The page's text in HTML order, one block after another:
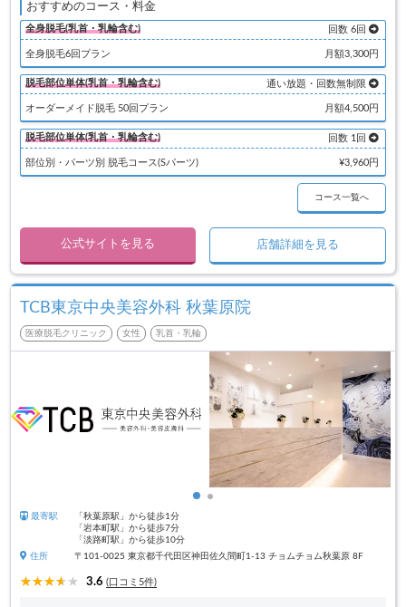
おすすめのコース・料金
全身脱毛(乳首・乳輪含む) 回数 6回
全身脱毛6回プラン 月額3,300円
脱毛部位単体(乳首・乳輪含む) 通い放題・回数無制限
オーダーメイド脱毛 50回プラン 月額4,500円
脱毛部位単体(乳首・乳輪含む) 回数 1回
部位別・パーツ別 脱毛コース(Sパーツ) ¥3,960円
コース一覧へ
公式サイトを見る 店舗詳細を見る
TCB東京中央美容外科 秋葉原院
医療脱毛クリニック 女性 乳首・乳輪
最寄駅
「秋葉原駅」から徒歩1分
「岩本町駅」から徒歩7分
「淡路町駅」から徒歩10分
住所
〒101-0025 東京都千代田区神田佐久間町1-13 チョムチョム秋葉原 8F
3.6 (口コミ5件)